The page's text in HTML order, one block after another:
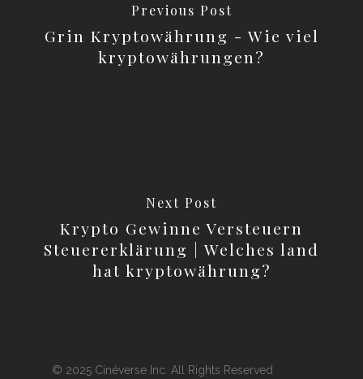
Previous Post
Grin Kryptowährung - Wie viel
kryptowährungen?
Next Post
Krypto Gewinne Versteuern
Steuererklärung | Welches land
hat kryptowährung?
© 2025 Cinéverse Inc. All Rights Reserved